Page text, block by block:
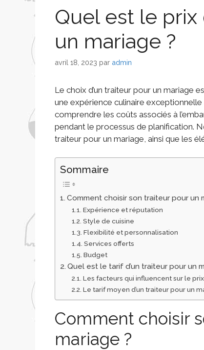
Quel est le prix
un mariage ?
avril 18, 2023 par admin
Le choix d’un traiteur pour un mariage
une expérience culinaire
comprendre les coûts associés à
pendant le processus de planification.
traiteur pour un mariage, ainsi que les
Sommaire
Comment choisir son traiteur pour un
Expérience et réputation
Style de cuisine
Flexibilité et personnalisation
Services offerts
Budget
Quel est le tarif d’un traiteur pour un
Les facteurs qui influencent sur le
Le tarif moyen d’un traiteur pour un
Comment choisir
mariage ?